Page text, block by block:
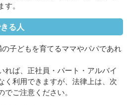
。
る人
子どもを育てるママやパパであれ
れば、正社員・パート・アルバイ
く利用できますが、法律上は、次
ご注意ください。